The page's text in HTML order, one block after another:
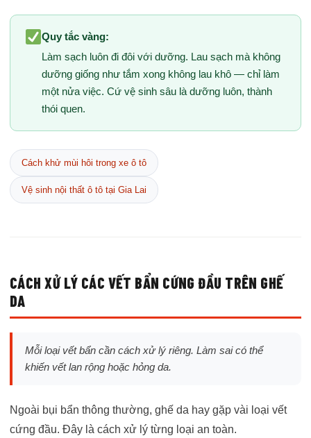
Quy tắc vàng:
Làm sạch luôn đi đôi với dưỡng. Lau sạch mà không
dưỡng giống như tắm xong không lau khô — chỉ làm
một nửa việc. Cứ vệ sinh sâu là dưỡng luôn, thành
thói quen.
Cách khử mùi hôi trong xe ô tô
Vệ sinh nội thất ô tô tại Gia Lai
CÁCH XỬ LÝ CÁC VẾT BẨN CỨNG ĐẦU TRÊN GHẾ
DA
Mỗi loại vết bẩn cần cách xử lý riêng. Làm sai có thể
khiến vết lan rộng hoặc hỏng da.
Ngoài bụi bẩn thông thường, ghế da hay gặp vài loại vết
cứng đầu. Đây là cách xử lý từng loại an toàn.